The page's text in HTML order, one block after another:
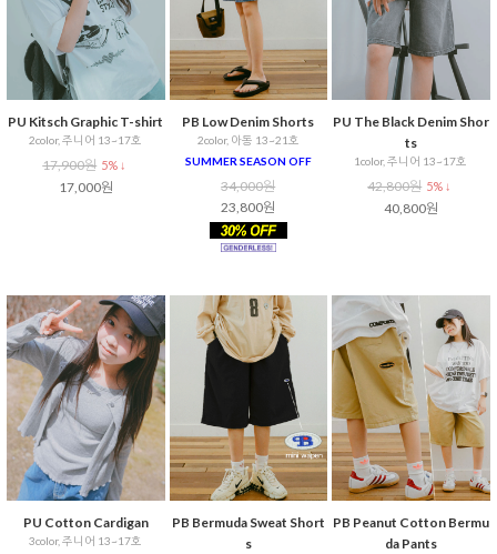
PU Kitsch Graphic T-shirt
2color, 주니어 13~17호
17,900원 5% ↓
17,000원
PB Low Denim Shorts
2color, 아동 13~21호
SUMMER SEASON OFF
34,000원
23,800원
PU The Black Denim Shor
ts
1color, 주니어 13~17호
42,800원 5% ↓
40,800원
PU Cotton Cardigan
3color, 주니어 13~17호
PB Bermuda Sweat Short
s
PB Peanut Cotton Bermu
da Pants